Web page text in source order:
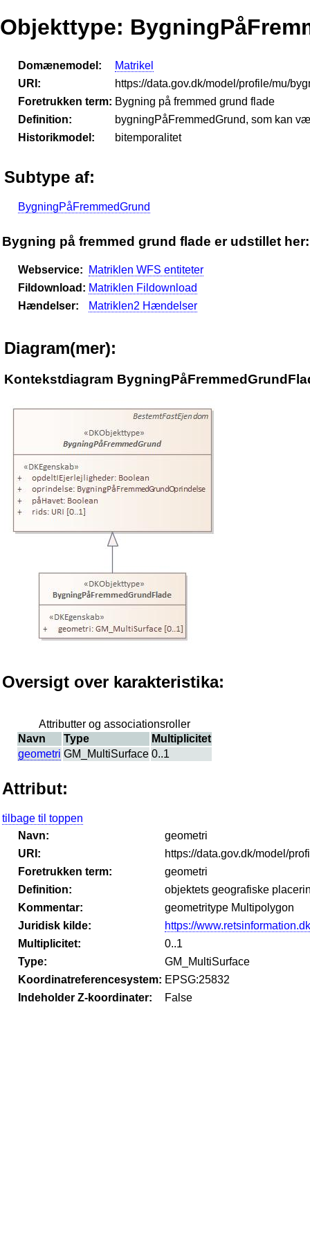
Objekttype:
Domænemodel:
Matrikel
URI:
https://data.gov.dk/model/profile/mu/
Foretrukken term: Bygning på fremmed grund flade
Definition:
bygningPåFremmedGrund, som kan
Historikmodel:
bitemporalitet
Subtype af:
BygningPåFremmedGrund
Bygning på fremmed grund flade er udstillet her:
Webservice:
Matriklen WFS entiteter
Fildownload: Matriklen Fildownload
Hændelser:
Matriklen2 Hændelser
Diagram(mer):
Kontekstdiagram
Oversigt over karakteristika:
Attributter og associationsroller
Navn
Type
Multiplicitet
geometri GM_MultiSurface 0..1
Attribut:
tilbage til toppen
Navn:
geometri
URI:
https://data.gov.dk/model/
Foretrukken term:
geometri
Definition:
objektets geografiske
Kommentar:
geometritype Multipolygon
Juridisk kilde:
https://
Multiplicitet:
0..1
Type:
GM_MultiSurface
Koordinatreferencesystem: EPSG:25832
Indeholder Z-koordinater:
False